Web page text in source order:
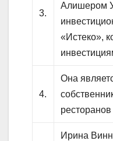
3.
Алишером
«Истеко»,
4.
Она
Ирина